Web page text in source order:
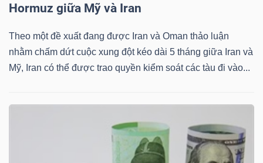
Hormuz giữa Mỹ và Iran
Theo một đề xuất đang được Iran và Oman thảo luận
nhằm chấm dứt cuộc xung đột kéo dài 5 tháng giữa Iran và
Mỹ, Iran có thể được trao quyền kiểm soát các tàu đi vào...